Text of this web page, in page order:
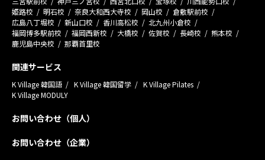
姫路校
明石校 奈良大和西大寺校 岡山校
倉敷駅前校
広島八丁堀校
新山口校 香川高松校
北九州小倉校
福岡博多駅前校
福岡西新校 大橋校 佐賀校 長崎校
熊本校
鹿児島中央校
那覇首里校
関連サービス
K Village 韓国語 K Village 韓国留学
K Village Pilates
K Village MODULY
お問い合わせ（個人）
お問い合わせ（企業）